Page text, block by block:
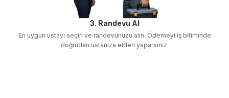
3. Randevu Al
En uygun ustayı seçin ve randevunuzu alın. Ödemeyi iş bitiminde
doğrudan ustanıza elden yaparsınız.